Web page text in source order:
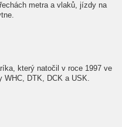
metra a vlaků, jízdy na
který natočil v roce 1997 ve
WHC, DTK, DCK a USK.